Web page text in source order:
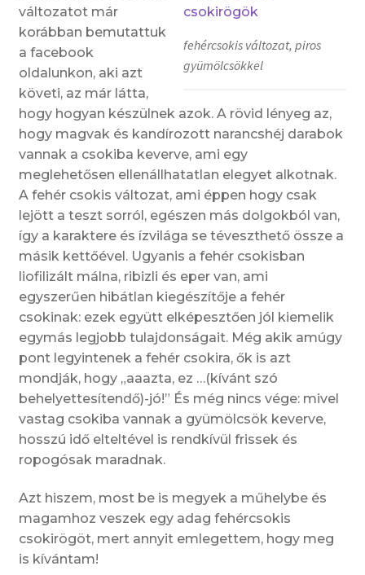
fehércsokis változat, piros
gyümölcsökkel
változatot már
korábban bemutattuk
a facebook
oldalunkon, aki azt
követi, az már látta,
hogy hogyan készülnek azok. A rövid lényeg az,
hogy magvak és kandírozott narancshéj darabok
vannak a csokiba keverve, ami egy
meglehetősen ellenállhatatlan elegyet alkotnak.
A fehér csokis változat, ami éppen hogy csak
lejött a teszt sorról, egészen más dolgokból van,
így a karaktere és ízvilága se téveszthető össze a
másik kettőével. Ugyanis a fehér csokisban
liofilizált málna, ribizli és eper van, ami
egyszerűen hibátlan kiegészítője a fehér
csokinak: ezek együtt elképesztően jól kiemelik
egymás legjobb tulajdonságait. Még akik amúgy
pont legyintenek a fehér csokira, ők is azt
mondják, hogy „aaazta, ez …(kívánt szó
behelyettesítendő)-jó!” És még nincs vége: mivel
vastag csokiba vannak a gyümölcsök keverve,
hosszú idő elteltével is rendkívül frissek és
ropogósak maradnak.
Azt hiszem, most be is megyek a műhelybe és
magamhoz veszek egy adag fehércsokis
csokirögöt, mert annyit emlegettem, hogy meg
is kívántam!